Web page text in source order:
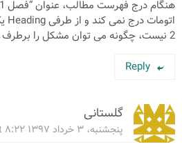
2 نیست، چگونه می توان مشکل را برطرف کرد؟
Reply
گلستانی
پنجشنبه، ۳ خرداد ۱۳۹۷ at ۸:۲۲